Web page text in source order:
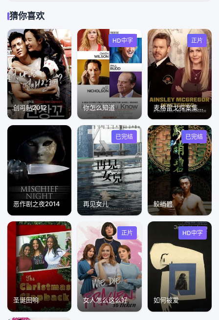
猜你喜欢
创可贴2012
HD中字
你怎么知道
正片
麦格雷戈探案集：钟表匠疑云
恶作剧之夜2014
已完结
再见女儿
已完结
鲛绡碧
圣诞回响
正片
女人怎么这么好
HD中字
如何被爱